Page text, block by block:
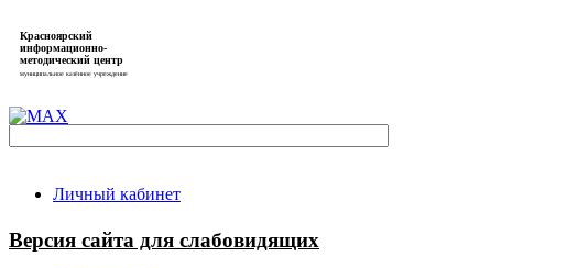
Красноярский
информационно-
методический центр
муниципальное казённое учреждение
Личный кабинет
Версия сайта для слабовидящих